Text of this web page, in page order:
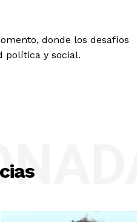
donde los desafíos
política y social.